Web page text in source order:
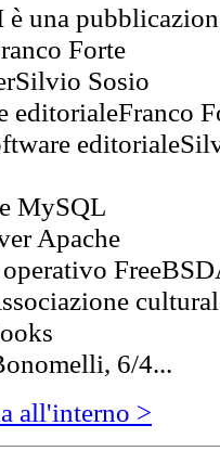
una
Forte
Sosio
editorialeFranco
MySQL
Apache
operativo
6/4...
all'interno >